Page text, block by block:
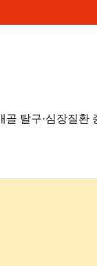
탈구·심장질환